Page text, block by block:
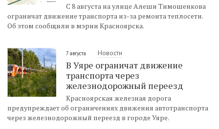
С 8 августа на улице Алеши Тимошенкова
ограничат движение транспорта из-за ремонта теплосети.
Об этом сообщили в мэрии Красноярска.
7 августа Новости
В Уяре ограничат движение
транспорта через
железнодорожный переезд
Красноярская железная дорога
предупреждает об ограничениях движения автотранспорта
через железнодорожный переезд в городе Уяре.